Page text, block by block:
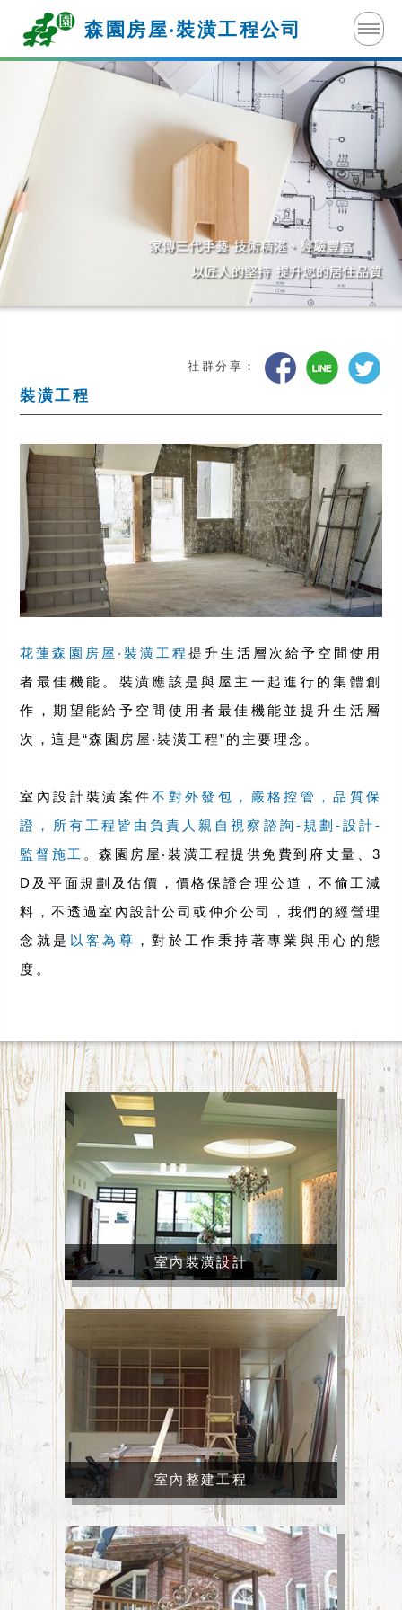
森園房屋‧裝潢工程公司
裝潢工程
社群分享：
花蓮森園房屋‧裝潢工程 提升生活層次給予空間使用
者最佳機能。裝潢應該是與屋主一起進行的集體創
作，期望能給予空間使用者最佳機能並提升生活層
次，這是“森園房屋‧裝潢工程”的主要理念。
室內設計裝潢案件不對外發包，嚴格控管，品質保
證，所有工程皆由負責人親自視察諮詢-規劃-設計-
監督施工 。森園房屋‧裝潢工程提供免費到府丈量、3
D及平面規劃及估價，價格保證合理公道，不偷工減
料，不透過室內設計公司或仲介公司，我們的經營理
念就是 以客為尊 ，對於工作秉持著專業與用心的態
度。
室內裝潢設計
室內整建工程